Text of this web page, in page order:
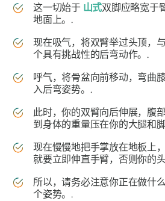
这一切始于 山式双脚应略宽于
地面上。.
现在吸气，将双臂举过头顶，
个具有挑战性的后弯动作。.
呼气，将骨盆向前移动，弯曲
入后弯姿势。.
此时，你的双臂向后伸展，腹
到身体的重量压在你的大腿和
现在慢慢地把手掌放在地板上
就要立即伸直手臂，否则你的
所以，请务必注意你正在做什
个姿势。.